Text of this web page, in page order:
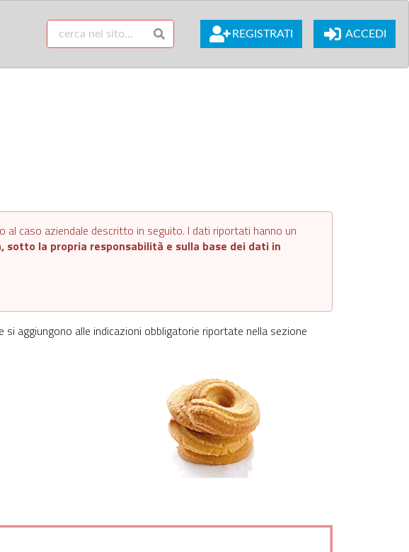
REGISTRATI ACCEDI
caso aziendale descritto in seguito. I dati riportati hanno un
la propria responsabilità e sulla base dei dati in
aggiungono alle indicazioni obbligatorie riportate nella sezione